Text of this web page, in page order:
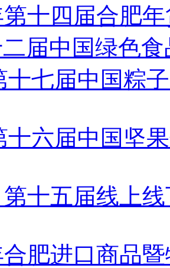
第十四届合肥
届中国绿色
十七届中国粽
十六届中国坚
第十五届线上
合肥进口商品